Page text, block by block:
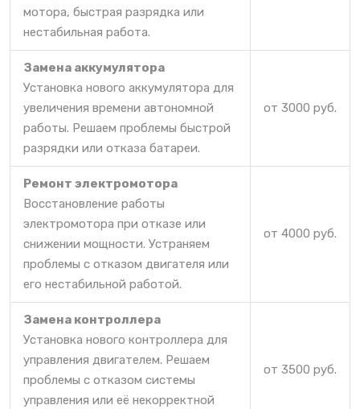
мотора, быстрая разрядка или
нестабильная работа.
Замена аккумулятора
Установка нового аккумулятора для
увеличения времени автономной
работы. Решаем проблемы быстрой
разрядки или отказа батареи.
от 3000 руб.
Ремонт электромотора
Восстановление работы
электромотора при отказе или
снижении мощности. Устраняем
проблемы с отказом двигателя или
его нестабильной работой.
от 4000 руб.
Замена контроллера
Установка нового контроллера для
управления двигателем. Решаем
проблемы с отказом системы
управления или её некорректной
от 3500 руб.